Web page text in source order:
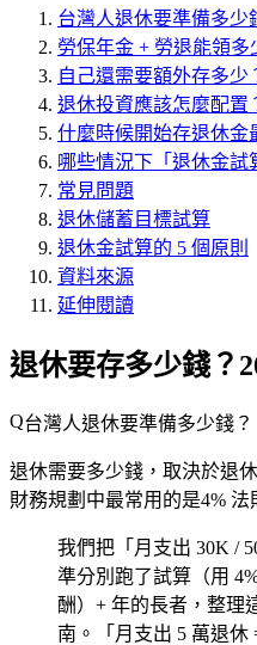
台灣人退休要準備多少
勞保年金 + 勞退能領多
自己還需要額外存多少
退休投資應該怎麼配置
什麼時候開始存退休金
哪些情況下「退休金試
常見問題
退休儲蓄目標試算
退休金試算的 5 個原則
資料來源
延伸閱讀
退休要存多少錢？
台灣人退休要準備多少錢？
退休需要多少錢，取決於退
財務規劃中最常用的是4% 法
我們把「月支出 30K /
準分別跑了試算（用
酬）+ 年的長者，整理
南。「月支出 5 萬退休